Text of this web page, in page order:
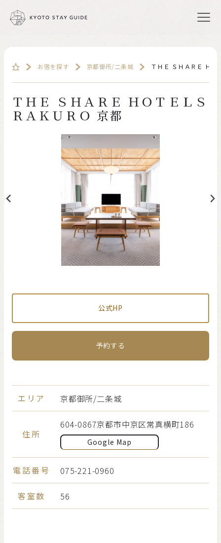
お宿を探す 京都御所/二条城 ＴＨＥ ＳＨＡＲＥ ＨＯ
ＴＨＥ ＳＨＡＲＥ ＨＯＴＥＬＳ
ＲＡＫＵＲＯ 京都
公式HP
予約する
エリア 京都御所/二条城
住所
604-0867京都市中京区常真横町186
Google Map
電話番号 075-221-0960
客室数 56